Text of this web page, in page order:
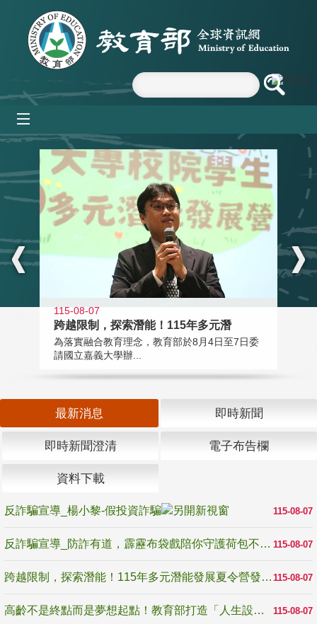
跳到主要內容區塊
:::
115-08-07
跨越限制，探索潛能！115年多元潛
為落實融合教育理念，教育部於8月4日至7日委
請國立嘉義大學辦...
最新消息 即時新聞
即時新聞澄清 電子布告欄
資料下載
115-08-07
反詐騙宣導_楊小黎-假投資詐騙
115-08-07
反詐騙宣導_防詐有道，霹靂布袋戲陪你守護荷包不受騙
115-08-07
跨越限制，探索潛能！115年多元潛能發展夏令營發掘生命無限可能
115-08-07
高齡不是終點而是夢想起點！教育部打造「人生設計夢工場」 參展第3屆高齡健康產業博覽會